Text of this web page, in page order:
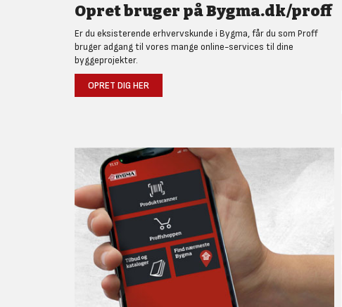
Opret bruger på Bygma.dk/proff
Er du eksisterende erhvervskunde i Bygma, får du som Proff
bruger adgang til vores mange online-services til dine
byggeprojekter.
OPRET DIG HER